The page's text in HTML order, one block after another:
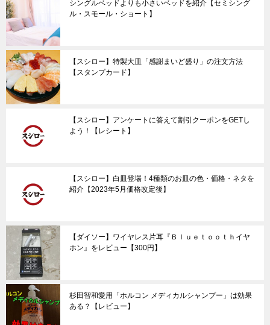
シングルベッドよりも小さいベッドを紹介【セミシング
ル・スモール・ショート】
【スシロー】特製大皿「感謝まいど盛り」の注文方法
【スタンプカード】
【スシロー】アンケートに答えて割引クーポンをGETし
よう！【レシート】
【スシロー】白皿登場！4種類のお皿の色・価格・ネタを
紹介【2023年5月価格改定後】
【ダイソー】ワイヤレス片耳『Ｂｌｕｅｔｏｏｔｈイヤ
ホン』をレビュー【300円】
杉田智和愛用「ホルコン メディカルシャンプー」は効果
ある？【レビュー】